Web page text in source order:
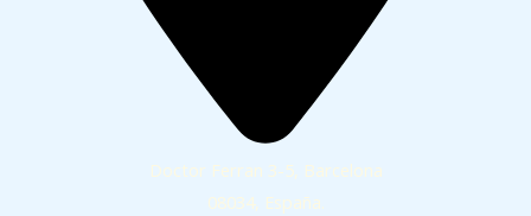
Doctor Ferran 3-5, Barcelona
08034, España.